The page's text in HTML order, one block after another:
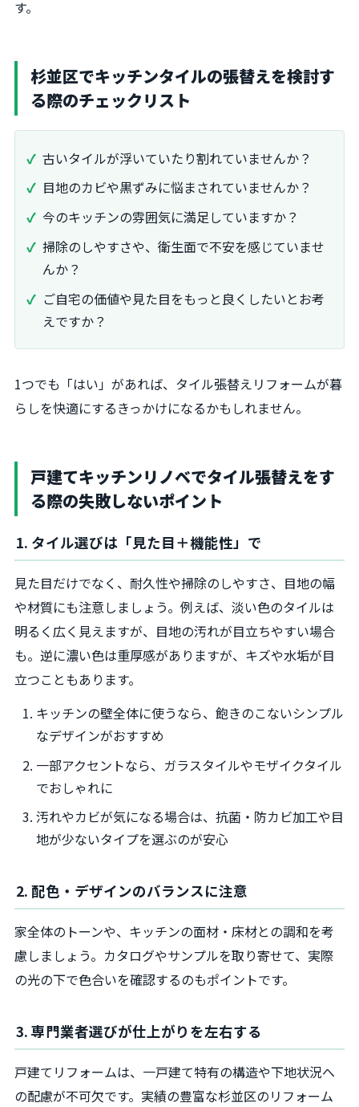
す。
杉並区でキッチンタイルの張替えを検討す
る際のチェックリスト
古いタイルが浮いていたり割れていませんか？
目地のカビや黒ずみに悩まされていませんか？
今のキッチンの雰囲気に満足していますか？
掃除のしやすさや、衛生面で不安を感じていませ
んか？
ご自宅の価値や見た目をもっと良くしたいとお考
えですか？
1つでも「はい」があれば、タイル張替えリフォームが暮
らしを快適にするきっかけになるかもしれません。
戸建てキッチンリノベでタイル張替えをす
る際の失敗しないポイント
1. タイル選びは「見た目＋機能性」で
見た目だけでなく、耐久性や掃除のしやすさ、目地の幅
や材質にも注意しましょう。例えば、淡い色のタイルは
明るく広く見えますが、目地の汚れが目立ちやすい場合
も。逆に濃い色は重厚感がありますが、キズや水垢が目
立つこともあります。
キッチンの壁全体に使うなら、飽きのこないシンプル
なデザインがおすすめ
一部アクセントなら、ガラスタイルやモザイクタイル
でおしゃれに
汚れやカビが気になる場合は、抗菌・防カビ加工や目
地が少ないタイプを選ぶのが安心
2. 配色・デザインのバランスに注意
家全体のトーンや、キッチンの面材・床材との調和を考
慮しましょう。カタログやサンプルを取り寄せて、実際
の光の下で色合いを確認するのもポイントです。
3. 専門業者選びが仕上がりを左右する
戸建てリフォームは、一戸建て特有の構造や下地状況へ
の配慮が不可欠です。実績の豊富な杉並区のリフォーム